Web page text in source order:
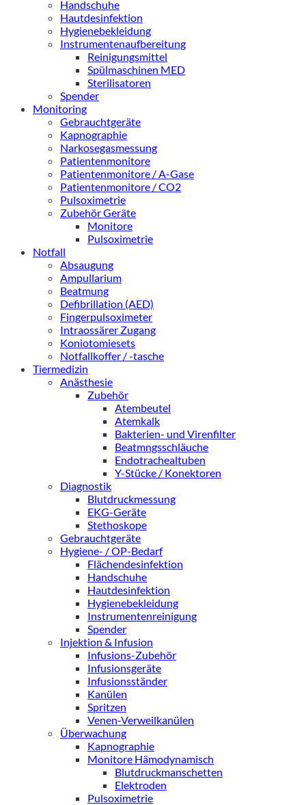
Handschuhe
Hautdesinfektion
Hygienebekleidung
Instrumentenaufbereitung
Reinigungsmittel
Spülmaschinen MED
Sterilisatoren
Spender
Monitoring
Gebrauchtgeräte
Kapnographie
Narkosegasmessung
Patientenmonitore
Patientenmonitore / A-Gase
Patientenmonitore / CO2
Pulsoximetrie
Zubehör Geräte
Monitore
Pulsoximetrie
Notfall
Absaugung
Ampullarium
Beatmung
Defibrillation (AED)
Fingerpulsoximeter
Intraossärer Zugang
Koniotomiesets
Notfallkoffer / -tasche
Tiermedizin
Anästhesie
Zubehör
Atembeutel
Atemkalk
Bakterien- und Virenfilter
Beatmngsschläuche
Endotrachealtuben
Y-Stücke / Konektoren
Diagnostik
Blutdruckmessung
EKG-Geräte
Stethoskope
Gebrauchtgeräte
Hygiene- / OP-Bedarf
Flächendesinfektion
Handschuhe
Hautdesinfektion
Hygienebekleidung
Instrumentenreinigung
Spender
Injektion & Infusion
Infusions-Zubehör
Infusionsgeräte
Infusionsständer
Kanülen
Spritzen
Venen-Verweilkanülen
Überwachung
Kapnographie
Monitore Hämodynamisch
Blutdruckmanschetten
Elektroden
Pulsoximetrie